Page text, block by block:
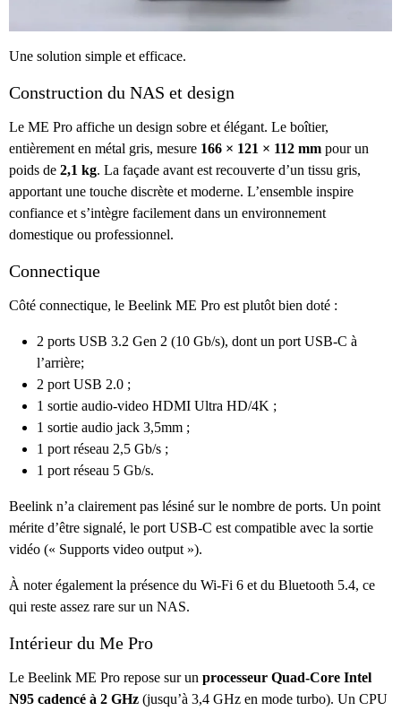
Une solution simple et efficace.
Construction du NAS et design
Le ME Pro affiche un design sobre et élégant. Le boîtier,
entièrement en métal gris, mesure 166 × 121 × 112 mm pour un
poids de 2,1 kg. La façade avant est recouverte d’un tissu gris,
apportant une touche discrète et moderne. L’ensemble inspire
confiance et s’intègre facilement dans un environnement
domestique ou professionnel.
Connectique
Côté connectique, le Beelink ME Pro est plutôt bien doté :
2 ports USB 3.2 Gen 2 (10 Gb/s), dont un port USB-C à
l’arrière;
2 port USB 2.0 ;
1 sortie audio-video HDMI Ultra HD/4K ;
1 sortie audio jack 3,5mm ;
1 port réseau 2,5 Gb/s ;
1 port réseau 5 Gb/s.
Beelink n’a clairement pas lésiné sur le nombre de ports. Un point
mérite d’être signalé, le port USB-C est compatible avec la sortie
vidéo (« Supports video output »).
À noter également la présence du Wi-Fi 6 et du Bluetooth 5.4, ce
qui reste assez rare sur un NAS.
Intérieur du Me Pro
Le Beelink ME Pro repose sur un processeur Quad-Core Intel
N95 cadencé à 2 GHz (jusqu’à 3,4 GHz en mode turbo). Un CPU